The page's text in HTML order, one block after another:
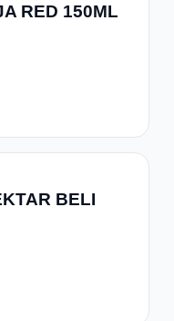
RED 150ML
BELI